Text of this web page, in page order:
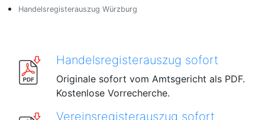
Handelsregisterauszug Würzburg
Handelsregisterauszug sofort
Originale sofort vom Amtsgericht als PDF.
Kostenlose Vorrecherche.
Vereinsregisterauszug sofort